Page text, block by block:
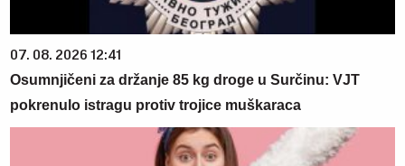
07. 08. 2026 12:41
Osumnjičeni za držanje 85 kg droge u Surčinu: VJT
pokrenulo istragu protiv trojice muškaraca